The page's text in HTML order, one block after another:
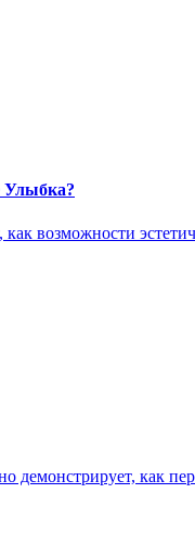
Улыбка?
возможности
как